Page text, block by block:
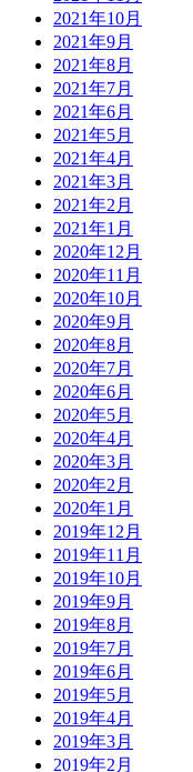
2021年10月
2021年9月
2021年8月
2021年7月
2021年6月
2021年5月
2021年4月
2021年3月
2021年2月
2021年1月
2020年12月
2020年11月
2020年10月
2020年9月
2020年8月
2020年7月
2020年6月
2020年5月
2020年4月
2020年3月
2020年2月
2020年1月
2019年12月
2019年11月
2019年10月
2019年9月
2019年8月
2019年7月
2019年6月
2019年5月
2019年4月
2019年3月
2019年2月